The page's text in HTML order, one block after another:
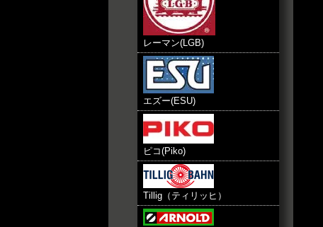
レーマン(LGB)
エズー(ESU)
ピコ(Piko)
Tillig（ティリッヒ）